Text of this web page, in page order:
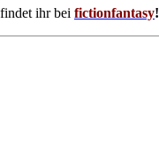
ihr bei fictionfantasy!